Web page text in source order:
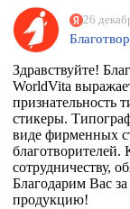
26
Здравствуйте!
WorldVita
признательность
стикеры.
виде фирменных
благотворителей.
сотрудничеству,
Благодарим Вас
продукцию!